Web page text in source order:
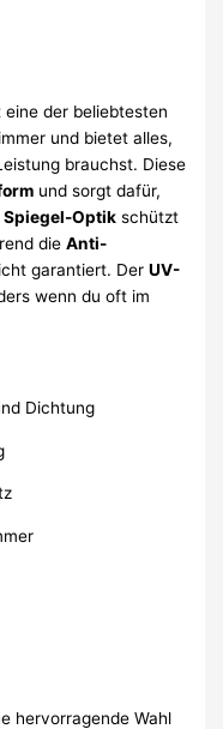
eine der beliebtesten
und bietet alles,
brauchst. Diese
und sorgt dafür,
Spiegel-Optik schützt
dieAnti-
garantiert. DerUV-
wenn du oft im
Dichtung
hervorragende Wahl